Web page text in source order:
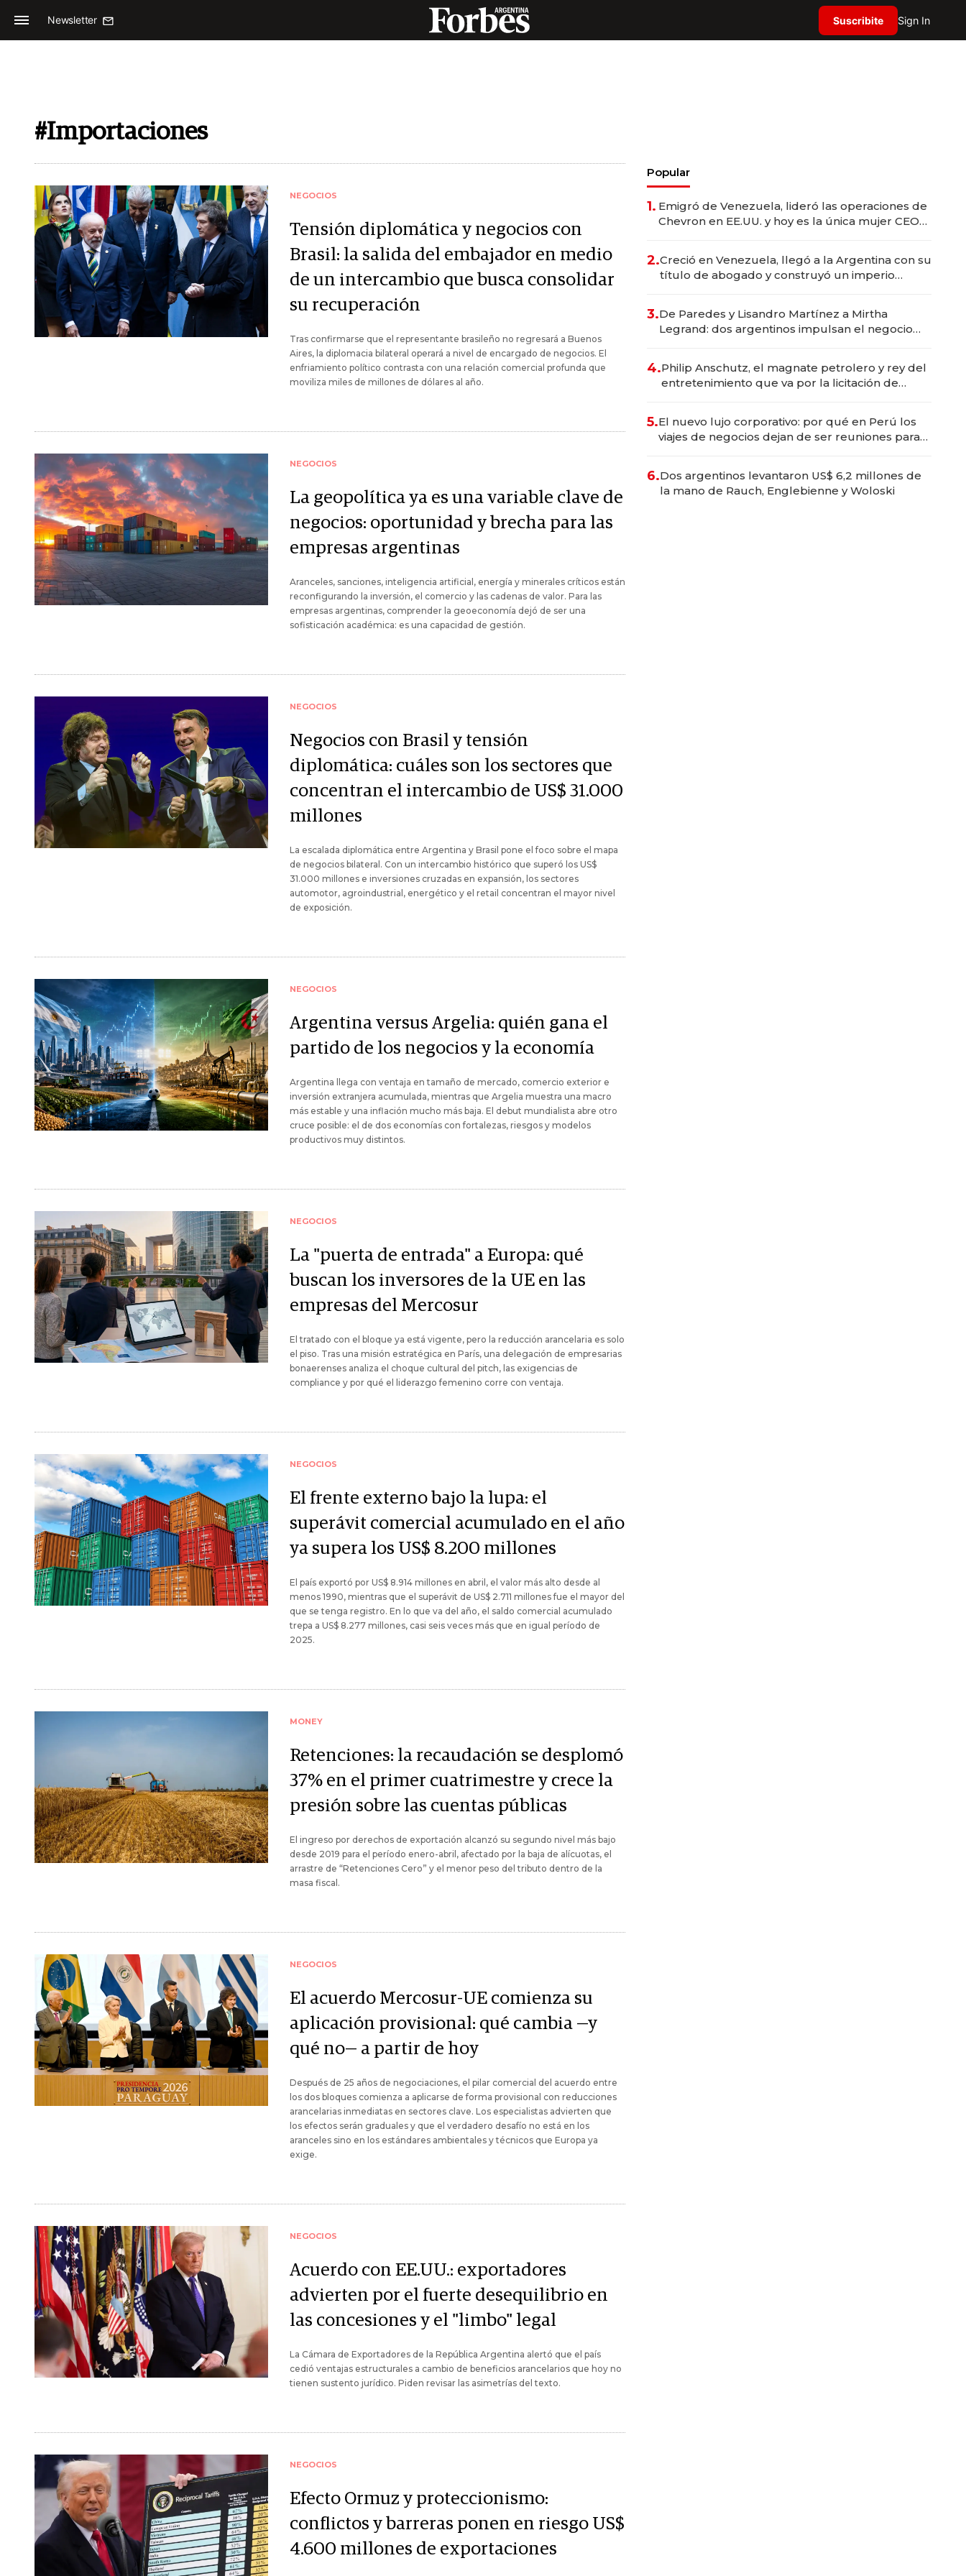
Newsletter Suscribite Sign In
#Importaciones
NEGOCIOS
Tensión diplomática y negocios con
Brasil: la salida del embajador en medio
de un intercambio que busca consolidar
su recuperación
Tras confirmarse que el representante brasileño no regresará a Buenos
Aires, la diplomacia bilateral operará a nivel de encargado de negocios. El
enfriamiento político contrasta con una relación comercial profunda que
moviliza miles de millones de dólares al año.
NEGOCIOS
La geopolítica ya es una variable clave de
negocios: oportunidad y brecha para las
empresas argentinas
Aranceles, sanciones, inteligencia artificial, energía y minerales críticos están
reconfigurando la inversión, el comercio y las cadenas de valor. Para las
empresas argentinas, comprender la geoeconomía dejó de ser una
sofisticación académica: es una capacidad de gestión.
NEGOCIOS
Negocios con Brasil y tensión
diplomática: cuáles son los sectores que
concentran el intercambio de US$ 31.000
millones
La escalada diplomática entre Argentina y Brasil pone el foco sobre el mapa
de negocios bilateral. Con un intercambio histórico que superó los US$
31.000 millones e inversiones cruzadas en expansión, los sectores
automotor, agroindustrial, energético y el retail concentran el mayor nivel
de exposición.
NEGOCIOS
Argentina versus Argelia: quién gana el
partido de los negocios y la economía
Argentina llega con ventaja en tamaño de mercado, comercio exterior e
inversión extranjera acumulada, mientras que Argelia muestra una macro
más estable y una inflación mucho más baja. El debut mundialista abre otro
cruce posible: el de dos economías con fortalezas, riesgos y modelos
productivos muy distintos.
NEGOCIOS
La "puerta de entrada" a Europa: qué
buscan los inversores de la UE en las
empresas del Mercosur
El tratado con el bloque ya está vigente, pero la reducción arancelaria es solo
el piso. Tras una misión estratégica en París, una delegación de empresarias
bonaerenses analiza el choque cultural del pitch, las exigencias de
compliance y por qué el liderazgo femenino corre con ventaja.
NEGOCIOS
El frente externo bajo la lupa: el
superávit comercial acumulado en el año
ya supera los US$ 8.200 millones
El país exportó por US$ 8.914 millones en abril, el valor más alto desde al
menos 1990, mientras que el superávit de US$ 2.711 millones fue el mayor del
que se tenga registro. En lo que va del año, el saldo comercial acumulado
trepa a US$ 8.277 millones, casi seis veces más que en igual período de
2025.
MONEY
Retenciones: la recaudación se desplomó
37% en el primer cuatrimestre y crece la
presión sobre las cuentas públicas
El ingreso por derechos de exportación alcanzó su segundo nivel más bajo
desde 2019 para el período enero-abril, afectado por la baja de alícuotas, el
arrastre de “Retenciones Cero” y el menor peso del tributo dentro de la
masa fiscal.
NEGOCIOS
El acuerdo Mercosur-UE comienza su
aplicación provisional: qué cambia —y
qué no— a partir de hoy
Después de 25 años de negociaciones, el pilar comercial del acuerdo entre
los dos bloques comienza a aplicarse de forma provisional con reducciones
arancelarias inmediatas en sectores clave. Los especialistas advierten que
los efectos serán graduales y que el verdadero desafío no está en los
aranceles sino en los estándares ambientales y técnicos que Europa ya
exige.
NEGOCIOS
Acuerdo con EE.UU.: exportadores
advierten por el fuerte desequilibrio en
las concesiones y el "limbo" legal
La Cámara de Exportadores de la República Argentina alertó que el país
cedió ventajas estructurales a cambio de beneficios arancelarios que hoy no
tienen sustento jurídico. Piden revisar las asimetrías del texto.
NEGOCIOS
Efecto Ormuz y proteccionismo:
conflictos y barreras ponen en riesgo US$
4.600 millones de exportaciones
Popular
1. Emigró de Venezuela, lideró las operaciones de
Chevron en EE.UU. y hoy es la única mujer CEO
2.Creció en Venezuela, llegó a la Argentina con su
título de abogado y construyó un imperio
3.De Paredes y Lisandro Martínez a Mirtha
Legrand: dos argentinos impulsan el negocio
4.Philip Anschutz, el magnate petrolero y rey del
entretenimiento que va por la licitación de
5.El nuevo lujo corporativo: por qué en Perú los
viajes de negocios dejan de ser reuniones para
6.Dos argentinos levantaron US$ 6,2 millones de
la mano de Rauch, Englebienne y Woloski